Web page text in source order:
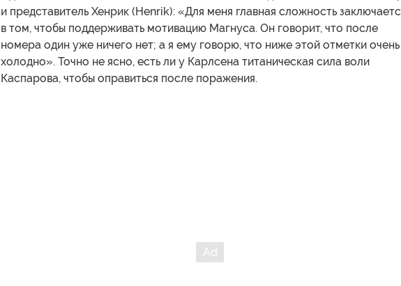
и представитель Хенрик (Henrik): «Для меня главная сложность
в том, чтобы поддерживать мотивацию Магнуса. Он говорит, что после
номера один уже ничего нет; а я ему говорю, что ниже этой отметки очень
холодно». Точно не ясно, есть ли у Карлсена титаническая сила воли
Каспарова, чтобы оправиться после поражения.